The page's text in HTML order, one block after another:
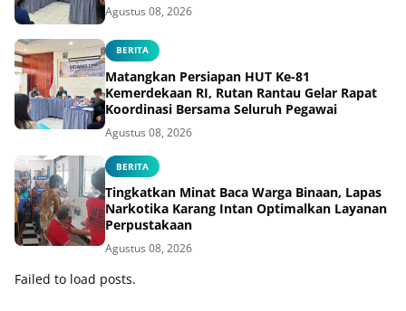
Agustus 08, 2026
BERITA
Matangkan Persiapan HUT Ke-81
Kemerdekaan RI, Rutan Rantau Gelar Rapat
Koordinasi Bersama Seluruh Pegawai
Agustus 08, 2026
BERITA
Tingkatkan Minat Baca Warga Binaan, Lapas
Narkotika Karang Intan Optimalkan Layanan
Perpustakaan
Agustus 08, 2026
Failed to load posts.